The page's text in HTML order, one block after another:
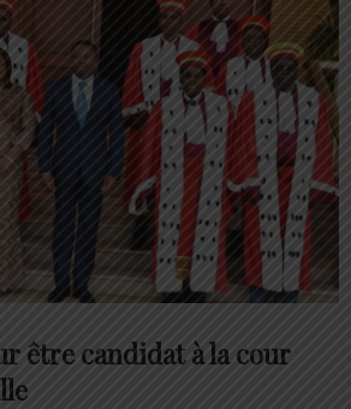
être candidat à la cour